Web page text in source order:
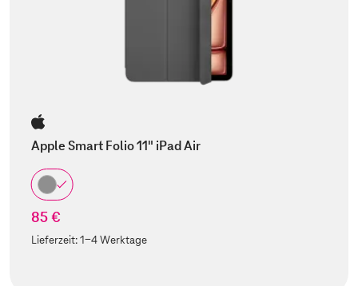
Apple Smart Folio 11" iPad Air
85 €
Lieferzeit:1-4 Werktage